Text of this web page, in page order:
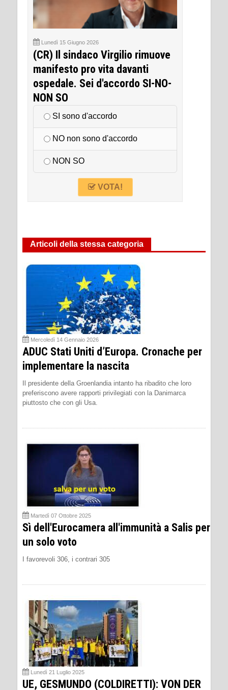
Lunedì 15 Giugno 2026
(CR) Il sindaco Virgilio rimuove
manifesto pro vita davanti
ospedale. Sei d'accordo SI-NO-
NON SO
SI sono d'accordo
NO non sono d'accordo
NON SO
VOTA!
Articoli della stessa categoria
Mercoledì 14 Gennaio 2026
ADUC Stati Uniti d’Europa. Cronache per
implementare la nascita
Il presidente della Groenlandia intanto ha ribadito che loro
preferiscono avere rapporti privilegiati con la Danimarca
piuttosto che con gli Usa.
Martedì 07 Ottobre 2025
Sì dell'Eurocamera all'immunità a Salis per
un solo voto
I favorevoli 306, i contrari 305
Lunedì 21 Luglio 2025
UE, GESMUNDO (COLDIRETTI): VON DER